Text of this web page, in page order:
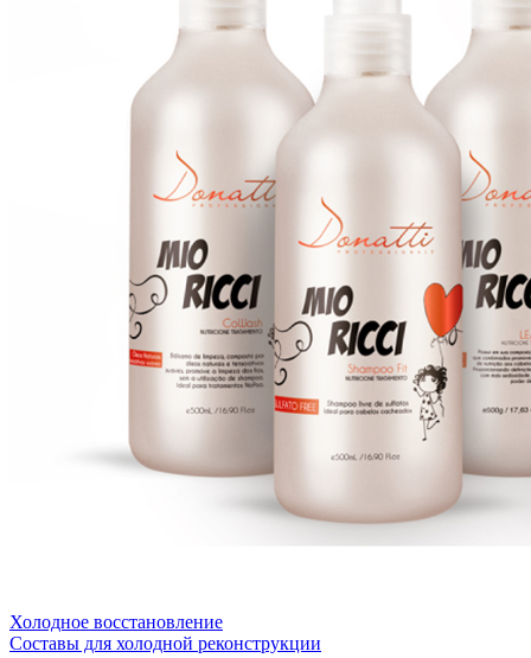
Холодное восстановление
Составы для холодной реконструкции